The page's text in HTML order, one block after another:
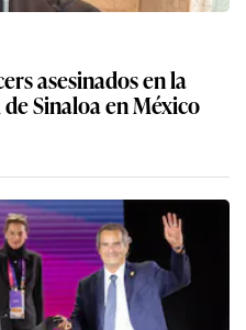
asesinados en la
Sinaloa en México